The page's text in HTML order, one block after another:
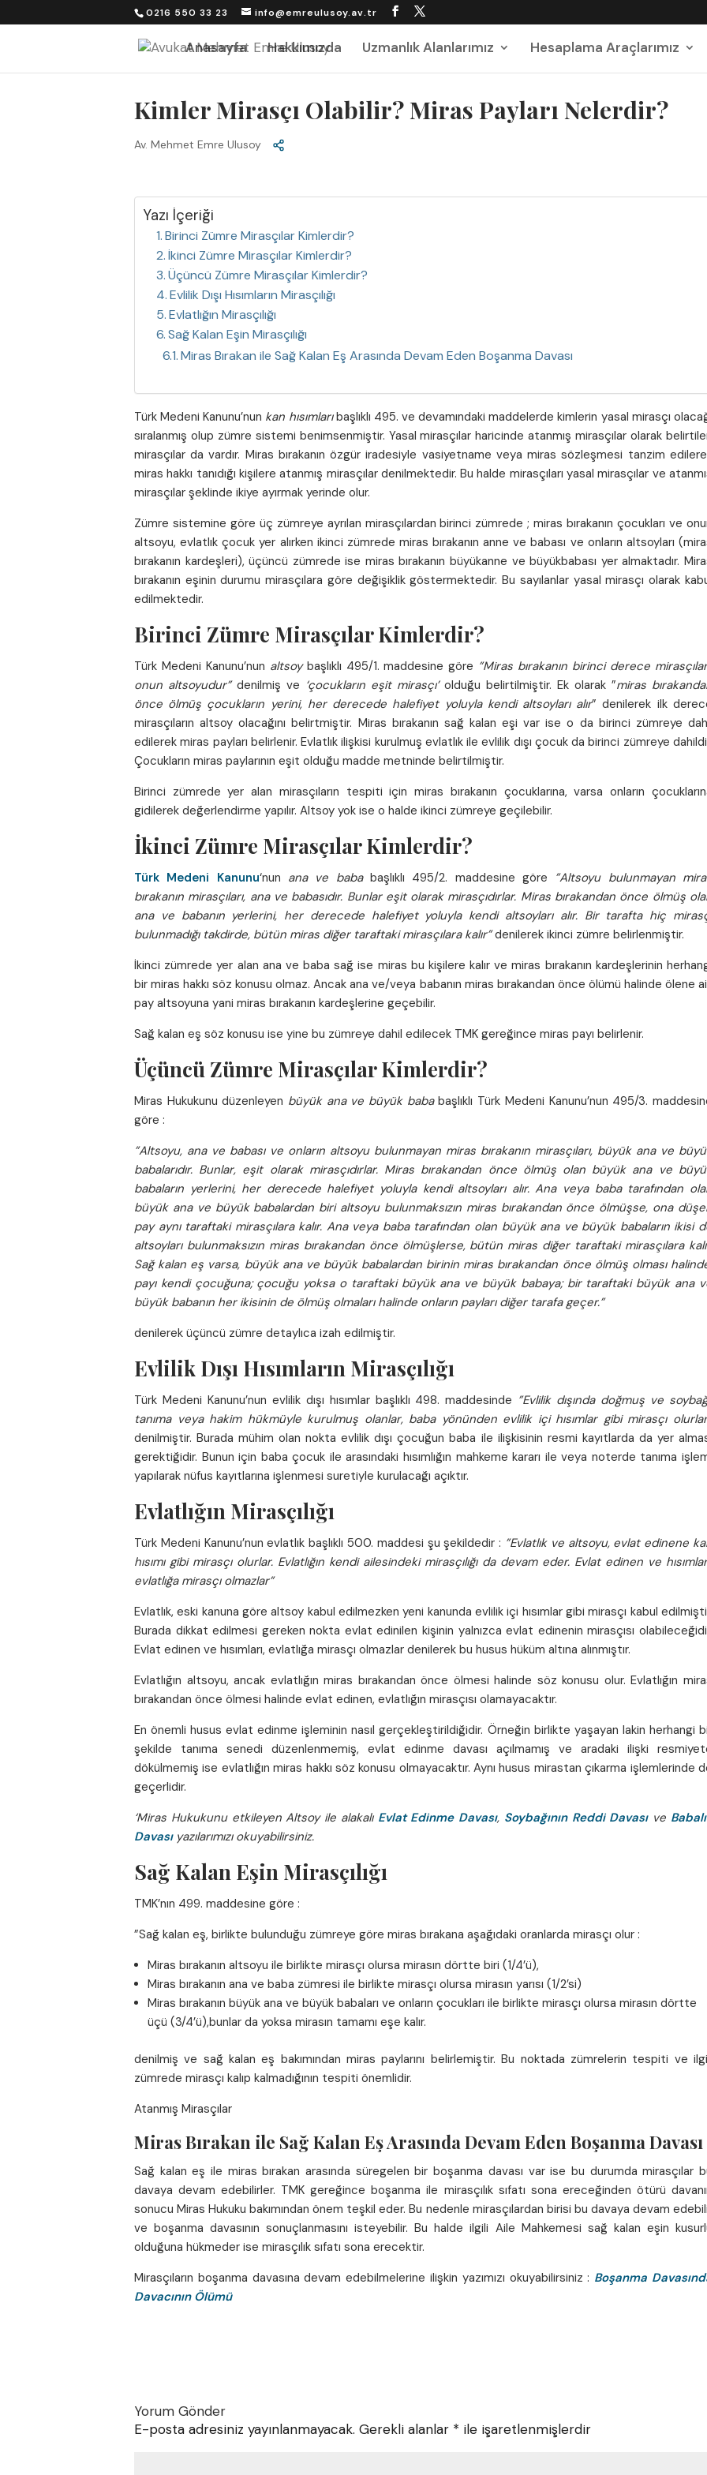
0216 550 33 23 info@emreulusoy.av.tr
Anasayfa Hakkımızda Uzmanlık Alanlarımız Hesaplama Araçlarımız
Kimler Mirasçı Olabilir? Miras Payları Nelerdir?
Av. Mehmet Emre Ulusoy
Yazı İçeriği
Birinci Zümre Mirasçılar Kimlerdir?
İkinci Zümre Mirasçılar Kimlerdir?
Üçüncü Zümre Mirasçılar Kimlerdir?
Evlilik Dışı Hısımların Mirasçılığı
Evlatlığın Mirasçılığı
Sağ Kalan Eşin Mirasçılığı
Miras Bırakan ile Sağ Kalan Eş Arasında Devam Eden Boşanma Davası
Türk Medeni Kanunu’nun kan hısımlarıbaşlıklı 495. ve devamındaki maddelerde kimlerin yasal mirasçı
sıralanmış olup zümre sistemi benimsenmiştir. Yasal mirasçılar haricinde atanmış mirasçılar olarak
mirasçılar da vardır. Miras bırakanın özgür iradesiyle vasiyetname veya miras sözleşmesi tanzim
miras hakkı tanıdığı kişilere atanmış mirasçılar denilmektedir. Bu halde mirasçıları yasal mirasçılar ve
mirasçılar şeklinde ikiye ayırmak yerinde olur.
Zümre sistemine göre üç zümreye ayrılan mirasçılardan birinci zümrede ; miras bırakanın çocukları ve
altsoyu, evlatlık çocuk yer alırken ikinci zümrede miras bırakanın anne ve babası ve onların altsoyları
bırakanın kardeşleri), üçüncü zümrede ise miras bırakanın büyükanne ve büyükbabası yer almaktadır.
bırakanın eşinin durumu mirasçılara göre değişiklik göstermektedir. Bu sayılanlar yasal mirasçı olarak
edilmektedir.
Birinci Zümre Mirasçılar Kimlerdir?
Türk Medeni Kanunu’nun altsoy başlıklı 495/1. maddesine göre ”Miras bırakanın birinci derece
onun altsoyudur”denilmiş ve ‘çocukların eşit mirasçı’olduğu belirtilmiştir. Ek olarak ”miras
önce ölmüş çocukların yerini, her derecede halefiyet yoluyla kendi altsoyları alır” denilerek ilk
mirasçıların altsoy olacağını belirtmiştir. Miras bırakanın sağ kalan eşi var ise o da birinci zümreye
edilerek miras payları belirlenir. Evlatlık ilişkisi kurulmuş evlatlık ile evlilik dışı çocuk da birinci zümreye
Çocukların miras paylarının eşit olduğu madde metninde belirtilmiştir.
Birinci zümrede yer alan mirasçıların tespiti için miras bırakanın çocuklarına, varsa onların
gidilerek değerlendirme yapılır. Altsoy yok ise o halde ikinci zümreye geçilebilir.
İkinci Zümre Mirasçılar Kimlerdir?
Türk Medeni Kanunu‘nun ana ve bababaşlıklı 495/2. maddesine göre ”Altsoyu bulunmayan
bırakanın mirasçıları, ana ve babasıdır. Bunlar eşit olarak mirasçıdırlar. Miras bırakandan önce ölmüş
ana ve babanın yerlerini, her derecede halefiyet yoluyla kendi altsoyları alır. Bir tarafta hiç
bulunmadığı takdirde, bütün miras diğer taraftaki mirasçılara kalır”denilerek ikinci zümre belirlenmiştir.
İkinci zümrede yer alan ana ve baba sağ ise miras bu kişilere kalır ve miras bırakanın kardeşlerinin
bir miras hakkı söz konusu olmaz. Ancak ana ve/veya babanın miras bırakandan önce ölümü halinde ölene
pay altsoyuna yani miras bırakanın kardeşlerine geçebilir.
Sağ kalan eş söz konusu ise yine bu zümreye dahil edilecek TMK gereğince miras payı belirlenir.
Üçüncü Zümre Mirasçılar Kimlerdir?
Miras Hukukunu düzenleyen büyük ana ve büyük bababaşlıklı Türk Medeni Kanunu’nun 495/3.
göre :
”Altsoyu, ana ve babası ve onların altsoyu bulunmayan miras bırakanın mirasçıları, büyük ana ve
babalarıdır. Bunlar, eşit olarak mirasçıdırlar. Miras bırakandan önce ölmüş olan büyük ana ve
babaların yerlerini, her derecede halefiyet yoluyla kendi altsoyları alır. Ana veya baba tarafından
büyük ana ve büyük babalardan biri altsoyu bulunmaksızın miras bırakandan önce ölmüşse, ona
pay aynı taraftaki mirasçılara kalır. Ana veya baba tarafından olan büyük ana ve büyük babaların ikisi
altsoyları bulunmaksızın miras bırakandan önce ölmüşlerse, bütün miras diğer taraftaki mirasçılara
Sağ kalan eş varsa, büyük ana ve büyük babalardan birinin miras bırakandan önce ölmüş olması
payı kendi çocuğuna; çocuğu yoksa o taraftaki büyük ana ve büyük babaya; bir taraftaki büyük ana
büyük babanın her ikisinin de ölmüş olmaları halinde onların payları diğer tarafa geçer.”
denilerek üçüncü zümre detaylıca izah edilmiştir.
Evlilik Dışı Hısımların Mirasçılığı
Türk Medeni Kanunu’nun evlilik dışı hısımlar başlıklı 498. maddesinde ”Evlilik dışında doğmuş ve
tanıma veya hakim hükmüyle kurulmuş olanlar, baba yönünden evlilik içi hısımlar gibi mirasçı
denilmiştir. Burada mühim olan nokta evlilik dışı çocuğun baba ile ilişkisinin resmi kayıtlarda da yer
gerektiğidir. Bunun için baba çocuk ile arasındaki hısımlığın mahkeme kararı ile veya noterde tanıma
yapılarak nüfus kayıtlarına işlenmesi suretiyle kurulacağı açıktır.
Evlatlığın Mirasçılığı
Türk Medeni Kanunu’nun evlatlık başlıklı 500. maddesi şu şekildedir : ”Evlatlık ve altsoyu, evlat edinene
hısımı gibi mirasçı olurlar. Evlatlığın kendi ailesindeki mirasçılığı da devam eder. Evlat edinen ve
evlatlığa mirasçı olmazlar”
Evlatlık, eski kanuna göre altsoy kabul edilmezken yeni kanunda evlilik içi hısımlar gibi mirasçı kabul
Burada dikkat edilmesi gereken nokta evlat edinilen kişinin yalnızca evlat edinenin mirasçısı
Evlat edinen ve hısımları, evlatlığa mirasçı olmazlar denilerek bu husus hüküm altına alınmıştır.
Evlatlığın altsoyu, ancak evlatlığın miras bırakandan önce ölmesi halinde söz konusu olur. Evlatlığın
bırakandan önce ölmesi halinde evlat edinen, evlatlığın mirasçısı olamayacaktır.
En önemli husus evlat edinme işleminin nasıl gerçekleştirildiğidir. Örneğin birlikte yaşayan lakin herhangi
şekilde tanıma senedi düzenlenmemiş, evlat edinme davası açılmamış ve aradaki ilişki
dökülmemiş ise evlatlığın miras hakkı söz konusu olmayacaktır. Aynı husus mirastan çıkarma işlemlerinde
geçerlidir.
‘Miras Hukukunu etkileyen Altsoy ile alakalı Evlat Edinme Davası, Soybağının Reddi Davasıve
Davasıyazılarımızı okuyabilirsiniz.
Sağ Kalan Eşin Mirasçılığı
TMK’nın 499. maddesine göre :
”Sağ kalan eş, birlikte bulunduğu zümreye göre miras bırakana aşağıdaki oranlarda mirasçı olur :
Miras bırakanın altsoyu ile birlikte mirasçı olursa mirasın dörtte biri (1/4’ü),
Miras bırakanın ana ve baba zümresi ile birlikte mirasçı olursa mirasın yarısı (1/2’si)
Miras bırakanın büyük ana ve büyük babaları ve onların çocukları ile birlikte mirasçı olursa mirasın dörtte
üçü (3/4’ü),bunlar da yoksa mirasın tamamı eşe kalır.
denilmiş ve sağ kalan eş bakımından miras paylarını belirlemiştir. Bu noktada zümrelerin tespiti ve
zümrede mirasçı kalıp kalmadığının tespiti önemlidir.
Atanmış Mirasçılar
Miras Bırakan ile Sağ Kalan Eş Arasında Devam Eden Boşanma Davası
Sağ kalan eş ile miras bırakan arasında süregelen bir boşanma davası var ise bu durumda mirasçılar
davaya devam edebilirler. TMK gereğince boşanma ile mirasçılık sıfatı sona ereceğinden ötürü
sonucu Miras Hukuku bakımından önem teşkil eder. Bu nedenle mirasçılardan birisi bu davaya devam
ve boşanma davasının sonuçlanmasını isteyebilir. Bu halde ilgili Aile Mahkemesi sağ kalan eşin
olduğuna hükmeder ise mirasçılık sıfatı sona erecektir.
Mirasçıların boşanma davasına devam edebilmelerine ilişkin yazımızı okuyabilirsiniz : Boşanma
Davacının Ölümü
Yorum Gönder
E-posta adresiniz yayınlanmayacak. Gerekli alanlar * ile işaretlenmişlerdir